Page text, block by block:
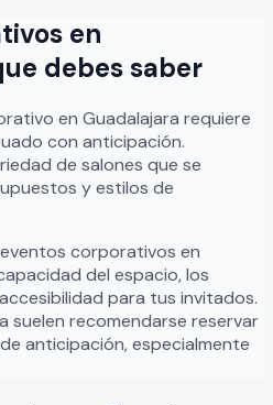
en
debes saber
en Guadalajara requiere
con anticipación.
de salones que se
y estilos de
eventos corporativos en
del espacio, los
para tus invitados.
suelen recomendarse reservar
anticipación, especialmente